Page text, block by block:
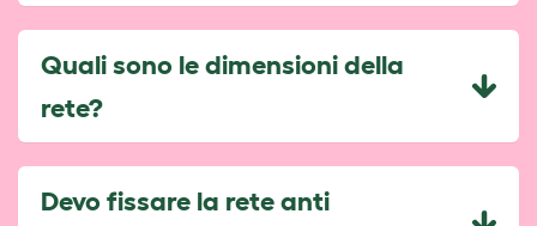
Quali sono le dimensioni della
rete?
Devo fissare la rete anti